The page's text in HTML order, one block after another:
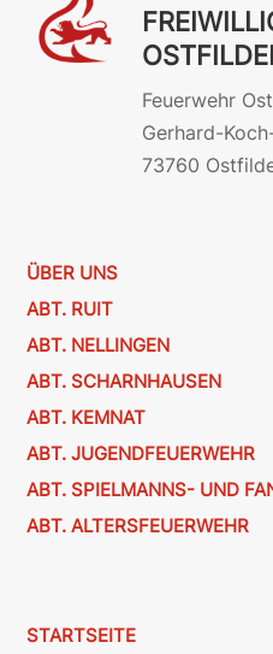
Feuerwehr
Gerhard-
73760
ÜBER UNS
ABT. RUIT
ABT. NELLINGEN
ABT. SCHARNHAUSEN
ABT. KEMNAT
ABT. JUGENDFEUERWEHR
ABT. SPIELMANNS- UND
ABT. ALTERSFEUERWEHR
STARTSEITE